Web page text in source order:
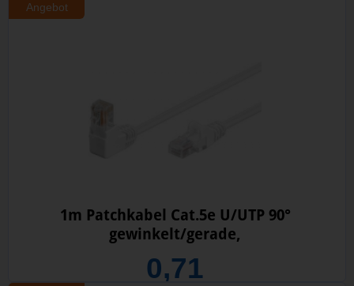
Angebot
1m Patchkabel Cat.5e U/UTP 90°
gewinkelt/gerade,
0,71